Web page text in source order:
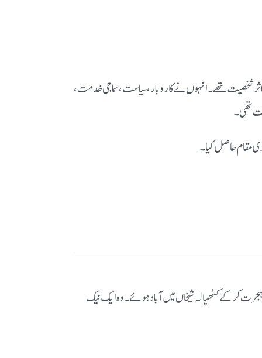
شخصیت تھے۔ انہوں نے کاروبار، سیاست، سماجی خدمت،
تھی۔
مقام حاصل کیا۔
کر کے کٹھیالہ شیخاں میں آباد ہوئے۔ وہ ایک نیک